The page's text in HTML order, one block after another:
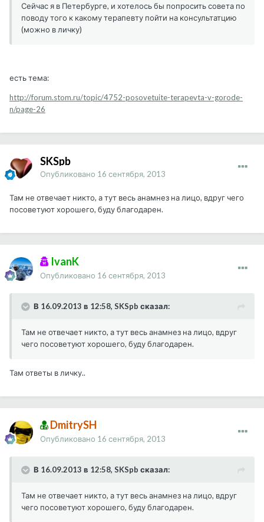
Сейчас я в Петербурге, и хотелось бы попросить совета по
поводу того к какому терапевту пойти на консультатцию
(можно в личку)
есть тема:
http://forum.stom.ru/topic/4752-posovetuite-terapevta-v-gorode-
n/page-26
SKSpb
Опубликовано 16 сентября, 2013
Там не отвечает никто, а тут весь анамнез на лицо, вдруг чего
посоветуют хорошего, буду благодарен.
IvanK
Опубликовано 16 сентября, 2013
В 16.09.2013 в 12:58, SKSpb сказал:
Там не отвечает никто, а тут весь анамнез на лицо, вдруг
чего посоветуют хорошего, буду благодарен.
Там ответы в личку..
DmitrySH
Опубликовано 16 сентября, 2013
В 16.09.2013 в 12:58, SKSpb сказал:
Там не отвечает никто, а тут весь анамнез на лицо, вдруг
чего посоветуют хорошего, буду благодарен.